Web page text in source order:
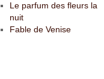
Le parfum des fleurs la
nuit
Fable de Venise